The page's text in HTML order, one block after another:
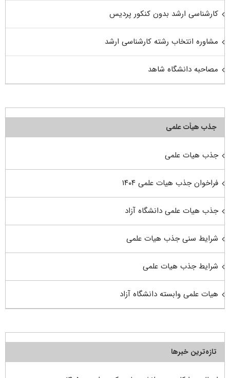
کارشناسی ارشد بدون کنکور پردیس
مشاوره انتخاب رشته کارشناسی ارشد
مصاحبه دانشگاه شاهد
جذب هیأت علمی
جذب هیات علمی
فراخوان جذب هیات علمی ۱۴۰۴
جذب هیات علمی دانشگاه آزاد
شرایط سنی جذب هیات علمی
شرایط جذب هیات علمی
هیات علمی وابسته دانشگاه آزاد
تازه‌ترین خبرها